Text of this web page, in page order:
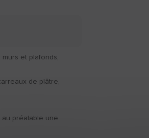
et plafonds,
de plâtre,
préalable une